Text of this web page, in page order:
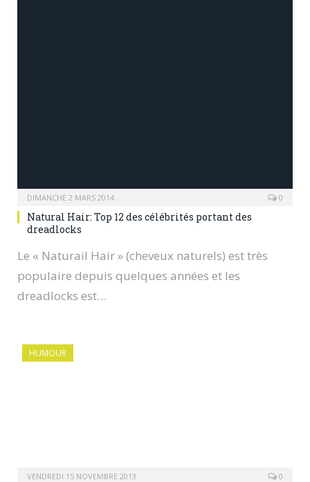
DIMANCHE 2 MARS 2014 0
Natural Hair: Top 12 des célébrités portant des
dreadlocks
Le « Naturail Hair » (cheveux naturels) est très
populaire depuis quelques années et les
dreadlocks est…
HUMOUR
VENDREDI 15 NOVEMBRE 2013 0